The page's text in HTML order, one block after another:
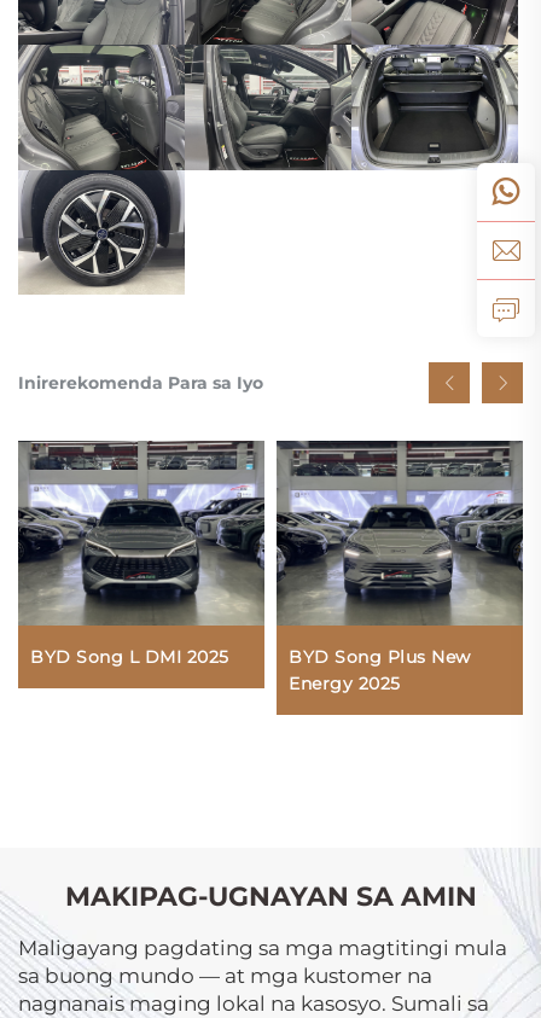
Inirerekomenda Para sa Iyo
BYD Song L DMI 2025
BYD Song Plus New
Energy 2025
MAKIPAG-UGNAYAN SA AMIN
Maligayang pagdating sa mga magtitingi mula
sa buong mundo — at mga kustomer na
nagnanais maging lokal na kasosyo. Sumali sa